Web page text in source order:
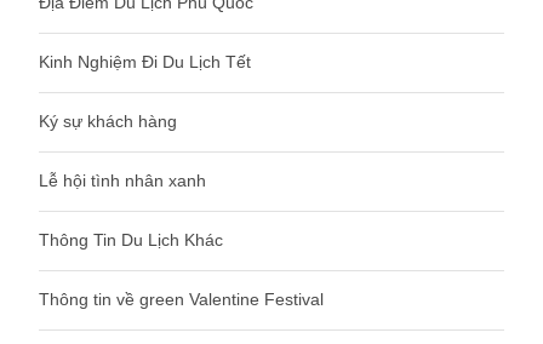
Kinh Nghiệm Đi Du Lịch Tết
Ký sự khách hàng
Lễ hội tình nhân xanh
Thông Tin Du Lịch Khác
Thông tin về green Valentine Festival